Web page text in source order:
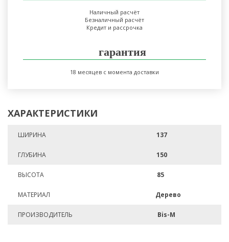
Наличный расчёт
Безналичный расчёт
Кредит и рассрочка
гарантия
18 месяцев с момента доставки
ХАРАКТЕРИСТИКИ
ШИРИНА 137
ГЛУБИНА 150
ВЫСОТА 85
МАТЕРИАЛ Дерево
ПРОИЗВОДИТЕЛЬ Bis-M